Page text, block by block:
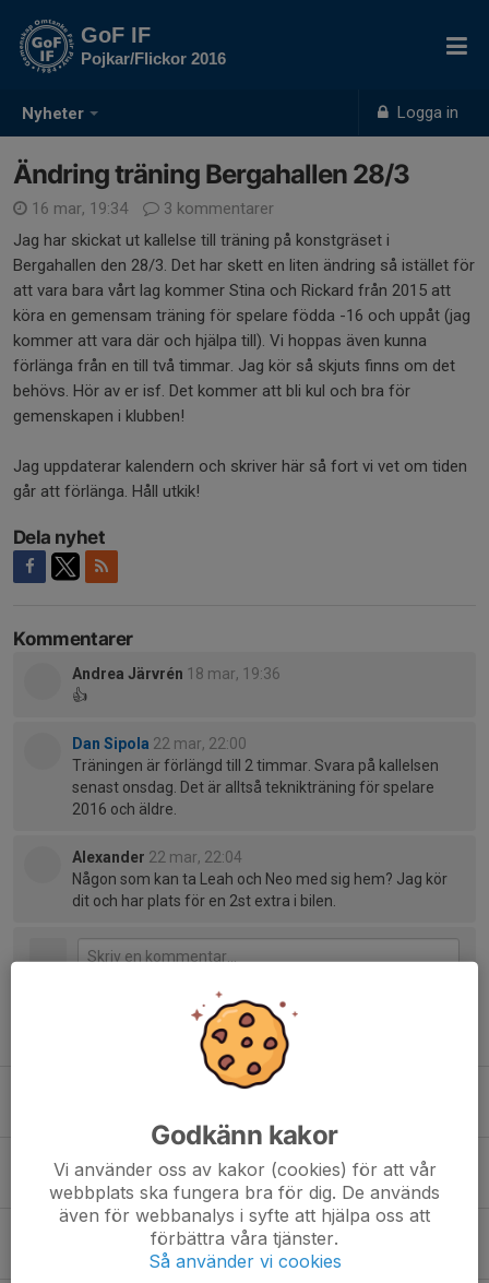
Nyheter Logga in
GoF IF
Pojkar/Flickor 2016
Ändring träning Bergahallen 28/3
16 mar, 19:34
3 kommentarer
Jag har skickat ut kallelse till träning på konstgräset i
Bergahallen den 28/3. Det har skett en liten ändring så istället för
att vara bara vårt lag kommer Stina och Rickard från 2015 att
köra en gemensam träning för spelare födda -16 och uppåt (jag
kommer att vara där och hjälpa till). Vi hoppas även kunna
förlänga från en till två timmar. Jag kör så skjuts finns om det
behövs. Hör av er isf. Det kommer att bli kul och bra för
gemenskapen i klubben!
Jag uppdaterar kalendern och skriver här så fort vi vet om tiden
går att förlänga. Håll utkik!
Dela nyhet
Kommentarer
Andrea Järvrén 18 mar, 19:36
👍
Dan Sipola 22 mar, 22:00
Träningen är förlängd till 2 timmar. Svara på kallelsen
senast onsdag. Det är alltså teknikträning för spelare
2016 och äldre.
Alexander 22 mar, 22:04
Någon som kan ta Leah och Neo med sig hem? Jag kör
dit och har plats för en 2st extra i bilen.
Träning imorgon torsdag 4/6 flyttad till Gårdstånga
3 jun, 22:28
Sommaravslutning och vattenkrig
26 maj, 21:40 0
Godkänn kakor
Vi använder oss av kakor (cookies) för att vår
webbplats ska fungera bra för dig. De används
även för webbanalys i syfte att hjälpa oss att
förbättra våra tjänster.
Så använder vi cookies